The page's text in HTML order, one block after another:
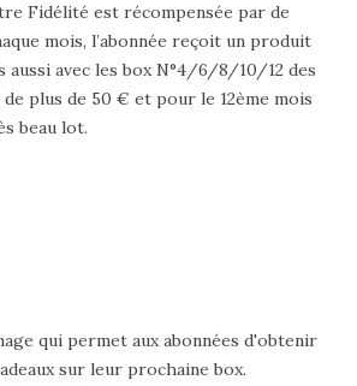
Fidélité est récompensée par de
mois, l’abonnée reçoit un produit
aussi avec les box N°4/6/8/10/12 des
de plus de 50 € et pour le 12ème mois
beau lot.
qui permet aux abonnées d'obtenir
sur leur prochaine box.